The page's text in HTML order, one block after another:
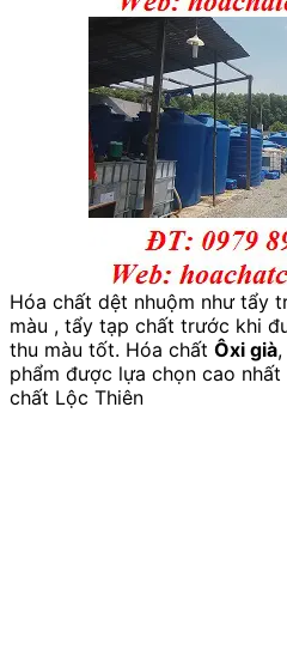
Hóa chất dệt nhuộm như tẩy
màu , tẩy tạp chất trước khi
thu màu tốt. Hóa chất Ôxi già,
phẩm được lựa chọn cao
chất Lộc Thiên